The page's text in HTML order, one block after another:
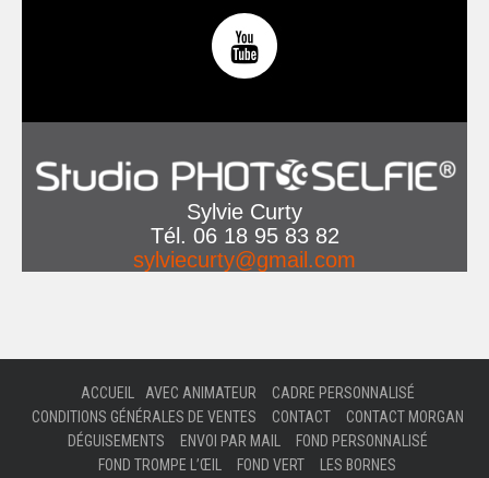
Sylvie Curty
Tél. 06 18 95 83 82
sylviecurty@gmail.com
ACCUEIL AVEC ANIMATEUR
CADRE PERSONNALISÉ
CONDITIONS GÉNÉRALES DE VENTES
CONTACT
CONTACT MORGAN
DÉGUISEMENTS
ENVOI PAR MAIL
FOND PERSONNALISÉ
FOND TROMPE L’ŒIL
FOND VERT
LES BORNES